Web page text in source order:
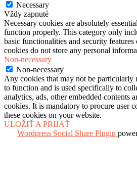
Necessary
Vždy zapnuté
Necessary cookies are absolutely
function properly. This category only
basic functionalities and security features
cookies do not store any personal
Non-necessary
Non-necessary
Any cookies that may not be particularly
to function and is used specifically to
analytics, ads, other embedded contents
cookies. It is mandatory to procure user
these cookies on your website.
ULOŽIŤ A PRIJAŤ
Wordpress Social Share Plugin